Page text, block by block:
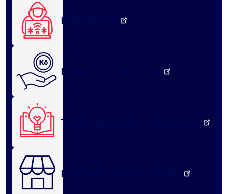
NežKlikneš
Dotační portál kraje
Týden vzdělávání dospělých
Královéhradecké tržiště